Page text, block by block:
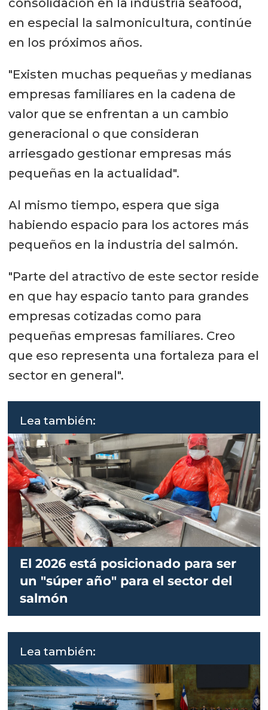
consolidación en la industria seafood,
en especial la salmonicultura, continúe
en los próximos años.
"Existen muchas pequeñas y medianas
empresas familiares en la cadena de
valor que se enfrentan a un cambio
generacional o que consideran
arriesgado gestionar empresas más
pequeñas en la actualidad".
Al mismo tiempo, espera que siga
habiendo espacio para los actores más
pequeños en la industria del salmón.
"Parte del atractivo de este sector reside
en que hay espacio tanto para grandes
empresas cotizadas como para
pequeñas empresas familiares. Creo
que eso representa una fortaleza para el
sector en general".
Lea también:
El 2026 está posicionado para ser
un "súper año" para el sector del
salmón
Lea también: